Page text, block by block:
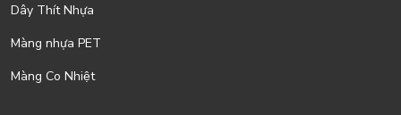
Dây Thít Nhựa
Màng nhựa PET
Màng Co Nhiệt